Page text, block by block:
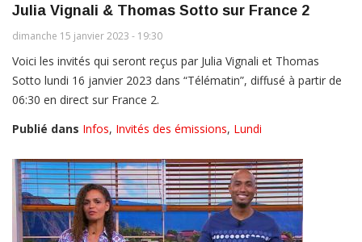
Julia Vignali & Thomas Sotto sur France 2
dimanche 15 janvier 2023 - 19:30
Voici les invités qui seront reçus par Julia Vignali et Thomas
Sotto lundi 16 janvier 2023 dans “Télématin”, diffusé à partir de
06:30 en direct sur France 2.
Publié dans Infos, Invités des émissions, Lundi